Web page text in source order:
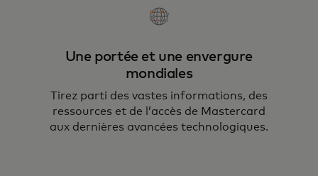
Une portée et une envergure
mondiales
Tirez parti des vastes informations, des
ressources et de l’accès de Mastercard
aux dernières avancées technologiques.